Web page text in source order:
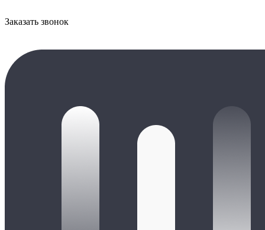
Заказать звонок